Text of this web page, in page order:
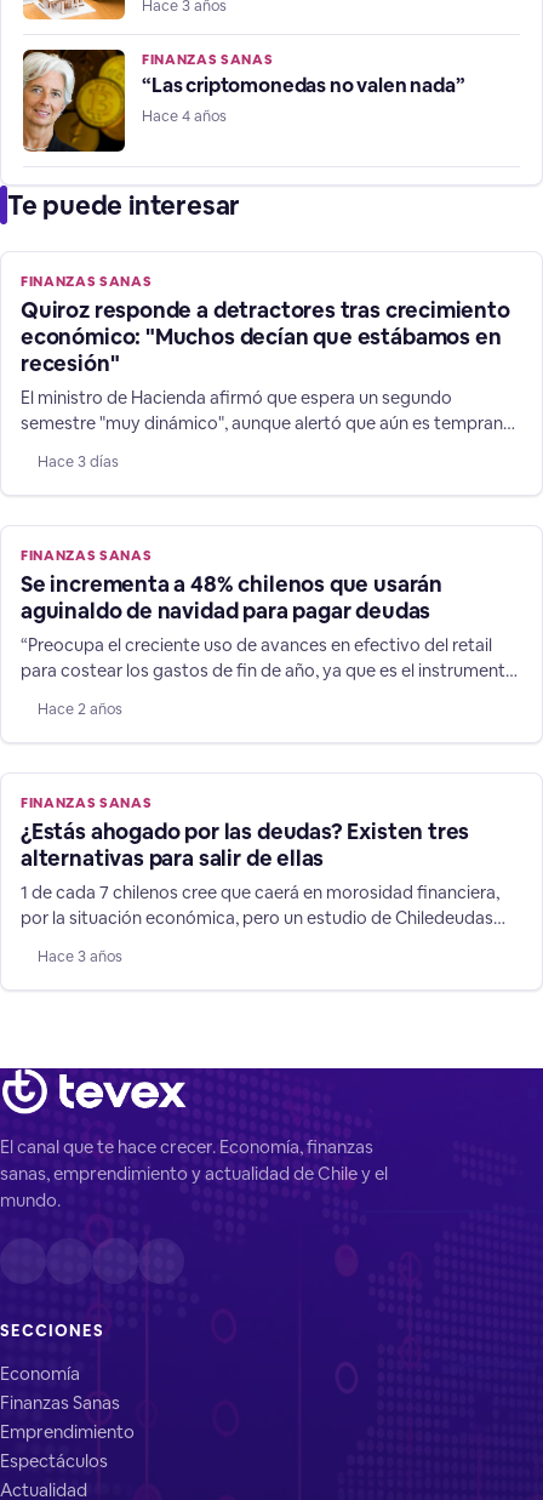
Hace 3 años
FINANZAS SANAS
“Las criptomonedas no valen nada”
Hace 4 años
Te puede interesar
FINANZAS SANAS
Quiroz responde a detractores tras crecimiento
económico: "Muchos decían que estábamos en
recesión"
El ministro de Hacienda afirmó que espera un segundo
semestre "muy dinámico", aunque alertó que aún es temprano
de 1,8% para la expansión de las finanzas chilenas.
Hace 3 días
FINANZAS SANAS
Se incrementa a 48% chilenos que usarán
aguinaldo de navidad para pagar deudas
“Preocupa el creciente uso de avances en efectivo del retail
para costear los gastos de fin de año, ya que es el instrumento
Chiledeudas.cl. Tanto navidad y vacaciones suman relevantes
gastos, y durante 2022, 80% de los chilenos afirmaron que
debieron endeudarse para solventarlos, usando
Hace 2 años
FINANZAS SANAS
¿Estás ahogado por las deudas? Existen tres
alternativas para salir de ellas
1 de cada 7 chilenos cree que caerá en morosidad financiera,
por la situación económica, pero un estudio de Chiledeudas
Según un nuevo estudio de Chiledeudas, aplicado a 3.000
personas en el país, el 72% de los chilenos cree que caerá en
Hace 3 años
El canal que te hace crecer. Economía, finanzas
sanas, emprendimiento y actualidad de Chile y el
mundo.
SECCIONES
Economía
Finanzas Sanas
Emprendimiento
Espectáculos
Actualidad